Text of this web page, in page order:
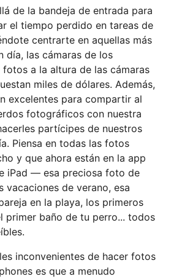
de la bandeja de entrada para
el tiempo perdido en tareas de
centrarte en aquellas más
día, las cámaras de los
a la altura de las cámaras
miles de dólares. Además,
excelentes para compartir al
fotográficos con nuestra
partícipes de nuestros
Piensa en todas las fotos
y que ahora están en la app
iPad — esa preciosa foto de
vacaciones de verano, esa
en la playa, los primeros
primer baño de tu perro... todos
inconvenientes de hacer fotos
es que a menudo